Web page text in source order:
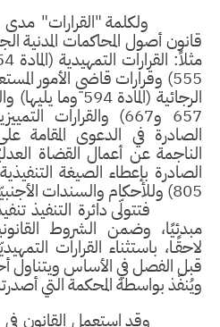
ولكلمة "القرارات"
قانون أصول المحاكمات المدنية
الرجائية (المادة
الصادرة في الدعوى المقامة
الصادرة بإعطاء الصيغة
805) وللأحكام والسندات الأجنبيّة (المادتان 1013 و1023).
فتتولّى دائرة التنفيذ
مبدئيًا، وضمن الشروط
لاحقًـا، باستثناء القرارات
قبل الفصل في الأساس ويتناول
ويُنفّذ بواسطة المحكمة التي
وقد استعمل القانون في